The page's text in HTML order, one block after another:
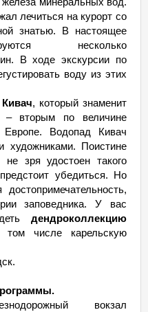
лечиться на курорт со
знатью. В настоящее
несколько
В ходе экскурсии по
воду из этих
, который знаменит
– вторым по величине
Водопад Кивач
художниками. Поистине
не зря удостоен такого
убедиться. Но
заповедника. У вас
дендроколлекцию
том числе карельскую
вокзал